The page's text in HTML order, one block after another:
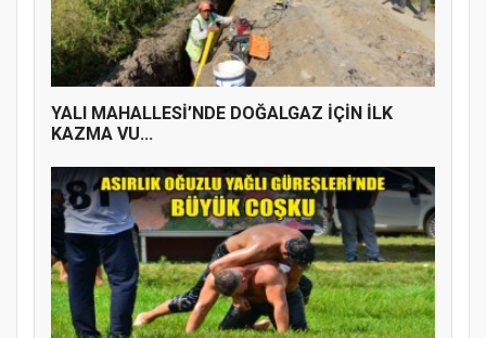
YENİ PARTİ TERME İLÇE BAŞKANLIĞINDA
ÜYE KATILIM PROGRAMI
YALI MAHALLESİ’NDE DOĞALGAZ İÇİN İLK
KAZMA VU...